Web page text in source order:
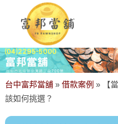
台中富邦當舖 » 借款案例 »
【
該如何挑選？